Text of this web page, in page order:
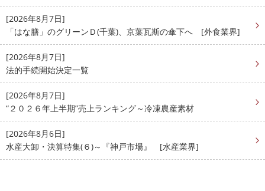
[2026年8月7日]
「はな膳」のグリーンＤ(千葉)、京葉瓦斯の傘下へ [外食業界]
[2026年8月7日]
法的手続開始決定一覧
[2026年8月7日]
“２０２６年上半期”売上ランキング～冷凍農産素材
[2026年8月6日]
水産大卸・決算特集(６)～『神戸市場』 [水産業界]